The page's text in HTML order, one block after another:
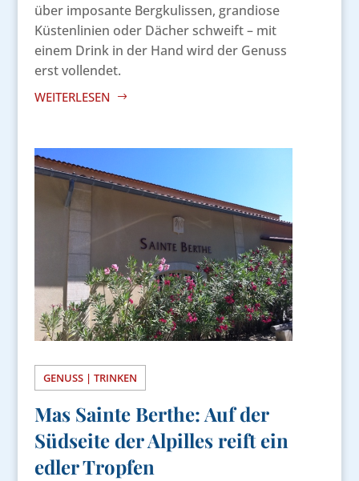
über imposante Bergkulissen, grandiose
Küstenlinien oder Dächer schweift – mit
einem Drink in der Hand wird der Genuss
erst vollendet.
WEITERLESEN
GENUSS | TRINKEN
Mas Sainte Berthe: Auf der
Südseite der Alpilles reift ein
edler Tropfen